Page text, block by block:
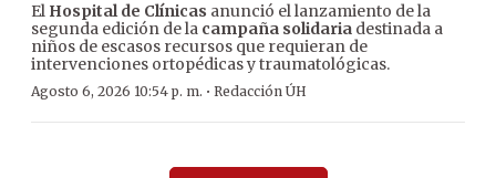
El Hospital de Clínicas anunció el lanzamiento de la
segunda edición de la campaña solidaria destinada a
niños de escasos recursos que requieran de
intervenciones ortopédicas y traumatológicas.
Agosto 6, 2026 10:54 p. m. · Redacción ÚH